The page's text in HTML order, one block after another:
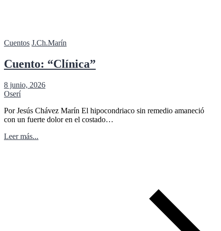
Cuentos J.Ch.Marín
Cuento: “Clínica”
8 junio, 2026
Oserí
Por Jesús Chávez Marín El hipocondriaco sin remedio amaneció
con un fuerte dolor en el costado…
Leer más...